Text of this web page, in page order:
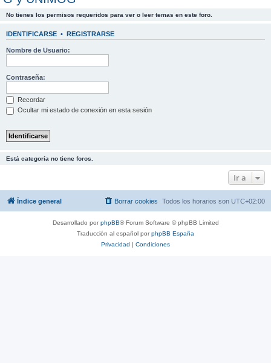
No tienes los permisos requeridos para ver o leer temas en este foro.
IDENTIFICARSE • REGISTRARSE
Nombre de Usuario:
Contraseña:
Recordar
Ocultar mi estado de conexión en esta sesión
Está categoría no tiene foros.
Ir a
Índice general Todos los horarios son UTC+02:00
Borrar cookies
Desarrollado porphpBB® Forum Software © phpBB Limited
Traducción al español porphpBB España
Privacidad | Condiciones